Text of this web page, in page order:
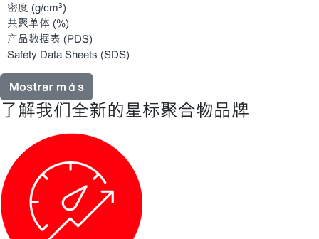
密度 (g/cm³)
共聚单体 (%)
产品数据表 (PDS)
Safety Data Sheets (SDS)
Mostrar más
了解我们全新的星标聚合物品牌